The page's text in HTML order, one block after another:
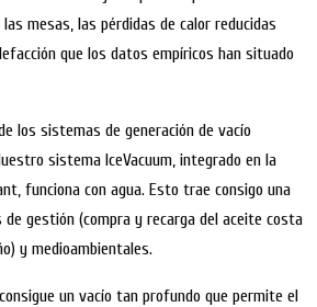
mesas, las pérdidas de calor reducidas
que los datos empíricos han situado
los sistemas de generación de vacío
sistema IceVacuum, integrado en la
funciona con agua. Esto trae consigo una
gestión (compra y recarga del aceite costa
y medioambientales.
un vacío tan profundo que permite el